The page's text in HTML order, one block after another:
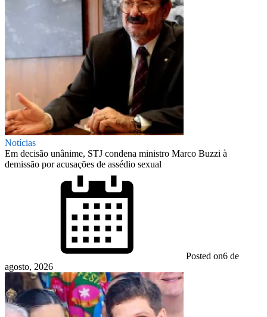
Notícias
Em decisão unânime, STJ condena ministro Marco Buzzi à
demissão por acusações de assédio sexual
Posted on6 de
agosto, 2026